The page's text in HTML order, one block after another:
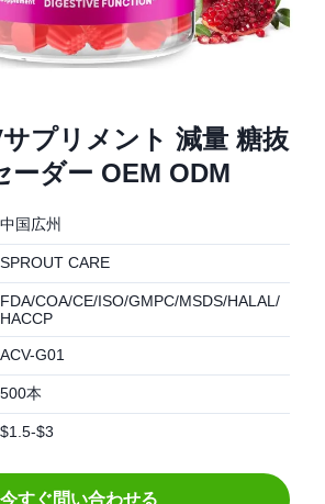
プリメント 減量 糖抜
ーダー OEM ODM
中国広州
SPROUT CARE
FDA/COA/CE/ISO/GMPC/MSDS/HALAL/
HACCP
ACV-G01
500本
$1.5-$3
今すぐ問い合わせる